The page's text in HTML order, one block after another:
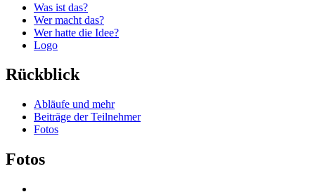
Was ist das?
Wer macht das?
Wer hatte die Idee?
Logo
Rückblick
Abläufe und mehr
Beiträge der Teilnehmer
Fotos
Fotos